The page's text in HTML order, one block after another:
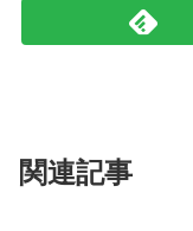
関連記事